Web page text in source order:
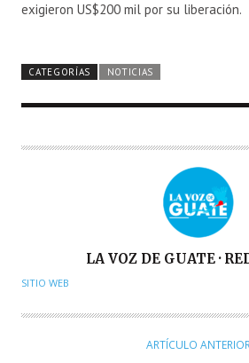
exigieron US$200 mil por su liberación.
CATEGORÍAS NOTICIAS
U
O
LA VOZ DE GUATE ·
SITIO WEB
ARTÍCULO